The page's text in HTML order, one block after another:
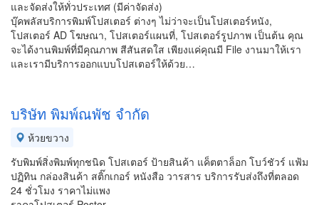
และจัดส่งให้ทั่วประเทศ (มีค่าจัดส่ง)
บุ๊คพลัสบริการพิมพ์โปสเตอร์ ต่างๆ ไม่ว่าจะเป็นโปสเตอร์หนัง,
โปสเตอร์ AD โฆษณา, โปสเตอร์แผนที่, โปสเตอร์รูปภาพ เป็นต้น คุณ
จะได้งานพิมพ์ที่มีคุณภาพ สีสันสดใส เพียงแค่คุณมี File งานมาให้เรา
และเรามีบริการออกแบบโปสเตอร์ให้ด้วย…
บริษัท พิมพ์ณพัช จำกัด
ห้วยขวาง
รับพิมพ์สิ่งพิมพ์ทุกชนิด โปสเตอร์ ป้ายสินค้า แค็ตตาล็อก โบว์ชัวร์ แฟ้ม
ปฏิทิน กล่องสินค้า สติ๊กเกอร์ หนังสือ วารสาร บริการรับส่งถึงที่ตลอด
24 ชั่วโมง ราคาไม่แพง